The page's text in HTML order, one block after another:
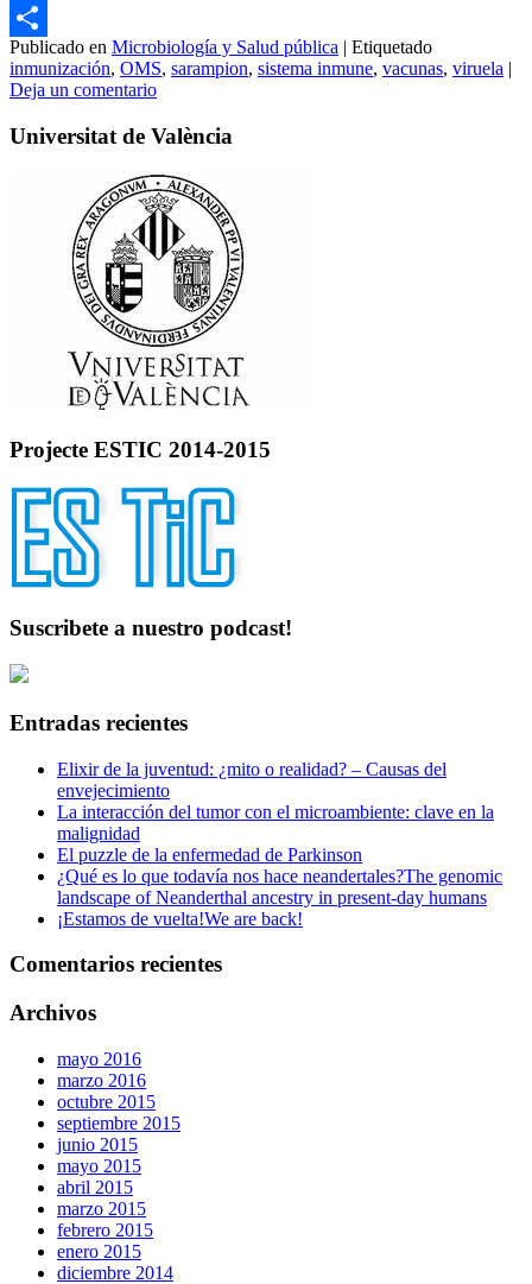
Email
Compartir
Publicado en Microbiología y Salud pública | Etiquetado
inmunización, OMS, sarampion, sistema inmune, vacunas, viruela |
Deja un comentario
Universitat de València
Projecte ESTIC 2014-2015
Suscribete a nuestro podcast!
Entradas recientes
Elixir de la juventud: ¿mito o realidad? – Causas del
envejecimiento
La interacción del tumor con el microambiente: clave en la
malignidad
El puzzle de la enfermedad de Parkinson
¿Qué es lo que todavía nos hace neandertales?The genomic
landscape of Neanderthal ancestry in present-day humans
¡Estamos de vuelta!We are back!
Comentarios recientes
Archivos
mayo 2016
marzo 2016
octubre 2015
septiembre 2015
junio 2015
mayo 2015
abril 2015
marzo 2015
febrero 2015
enero 2015
diciembre 2014